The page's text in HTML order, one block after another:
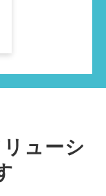
ューシ